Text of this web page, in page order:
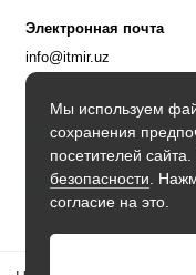
Мы используем
сохранения
посетителей
безопасности .
согласие на это.
Электронная почта
info@itmir.uz
Поддержка в
Будьте в курсе наших